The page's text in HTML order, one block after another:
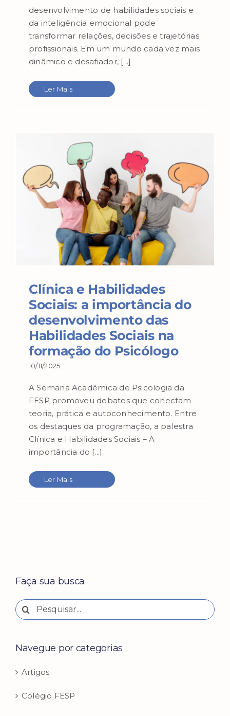
desenvolvimento de habilidades sociais e
da inteligência emocional pode
transformar relações, decisões e trajetórias
profissionais. Em um mundo cada vez mais
dinâmico e desafiador, [...]
Ler Mais
Clínica e Habilidades
Sociais: a importância do
desenvolvimento das
Habilidades Sociais na
formação do Psicólogo
10/11/2025
A Semana Acadêmica de Psicologia da
FESP promoveu debates que conectam
teoria, prática e autoconhecimento. Entre
os destaques da programação, a palestra
Clínica e Habilidades Sociais – A
importância do [...]
Ler Mais
Faça sua busca
Buscar
resultados
Navegue por categorias
Artigos
Colégio FESP